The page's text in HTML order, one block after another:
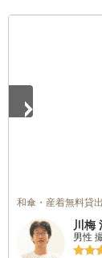
和傘・産着無料貸
川梅
男性